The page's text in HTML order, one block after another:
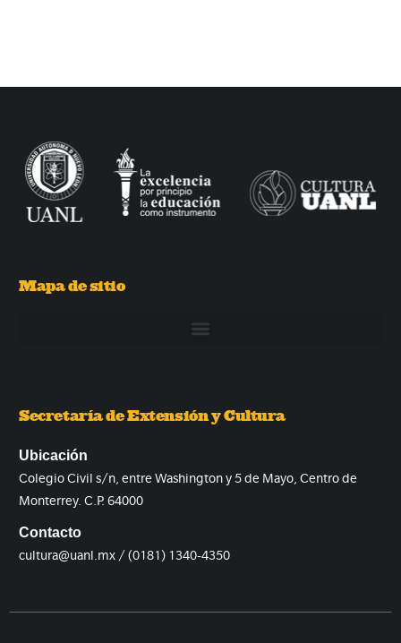
Mapa de sitio
Secretaría de Extensión y Cultura
Ubicación
Colegio Civil s/n, entre Washington y 5 de Mayo, Centro de
Monterrey. C.P. 64000
Contacto
cultura@uanl.mx / (0181) 1340-4350